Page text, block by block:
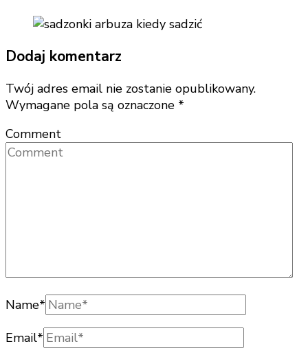
Dodaj komentarz
Twój adres email nie zostanie opublikowany.
Wymagane pola są oznaczone *
Comment
Name*
Email*